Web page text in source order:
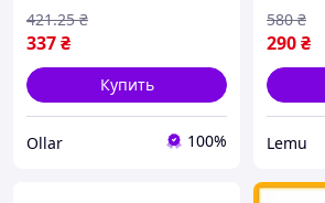
337₴
421.25 ₴
Купить
Ollar 100%
290₴
580 ₴
Lemu